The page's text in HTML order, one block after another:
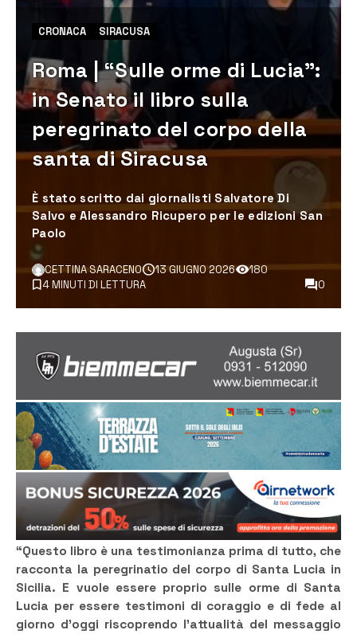
CRONACA SIRACUSA
Roma | “Sulle orme di Lucia”:
in Senato il libro sulla
peregrinato del corpo della
santa di Siracusa
È stato scritto dai giornalisti Salvatore Di
Salvo e Alessandro Ricupero per le edizioni San
Paolo
CETTINA SARACENO 13 GIUGNO 2026
180
4 MINUTI DI LETTURA
0
“Questo libro è una testimonianza prima di tutto, che
racconta la peregrinatio del corpo di Santa Lucia in
Sicilia. E vuole essere proprio sulle orme di Santa
Lucia per essere testimoni di coraggio e di fede al
giorno d’oggi riscoprendo l’attualità del messaggio